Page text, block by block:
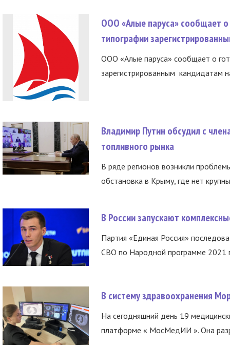
ООО «Алые паруса» сообщает о
типографии
ООО «Алые паруса» сообщает о
зарегистрированным кандидатам
Владимир Путин обсудил с
топливного рынка
В ряде регионов возникли
обстановка в Крыму, где нет
В России запускают
Партия «Единая Россия»
СВО по Народной программе 2021
В систему здравоохранения
На сегодняшний день 19
платформе « МосМедИИ ». Она